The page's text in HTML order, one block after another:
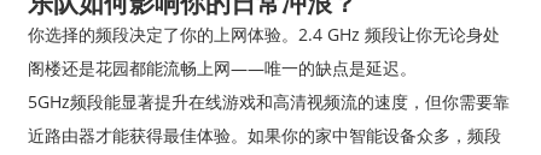
你选择的频段决定了你的上网体验。2.4 GHz 频段让你无论身处
阁楼还是花园都能流畅上网——唯一的缺点是延迟。
5GHz频段能显著提升在线游戏和高清视频流的速度，但你需要靠
近路由器才能获得最佳体验。如果你的家中智能设备众多，频段